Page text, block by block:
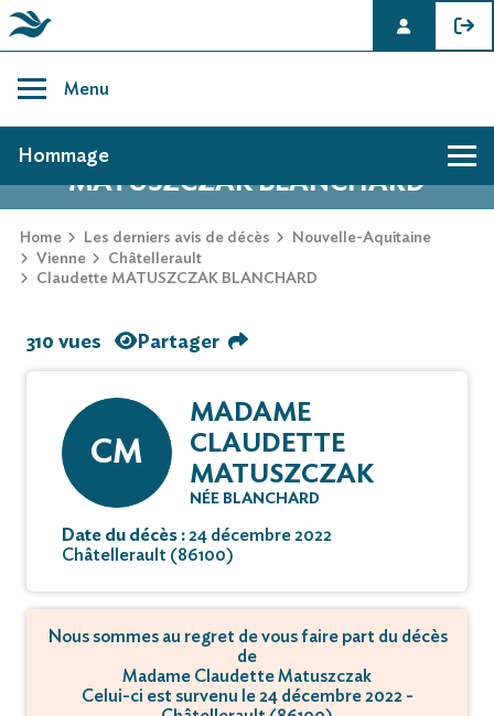
content
Menu
AVIS DE DÉCÈS DE CLAUDETTE
MATUSZCZAK BLANCHARD
Home Les derniers avis de décès
Nouvelle-Aquitaine
Vienne
Châtellerault
Claudette MATUSZCZAK BLANCHARD
Hommage
310 vues Partager
CM
MADAME
CLAUDETTE
MATUSZCZAK
NÉE BLANCHARD
Date du décès :24 décembre 2022
Châtellerault (86100)
Nous sommes au regret de vous faire part du décès
de
Madame Claudette Matuszczak
Celui-ci est survenu le 24 décembre 2022 -